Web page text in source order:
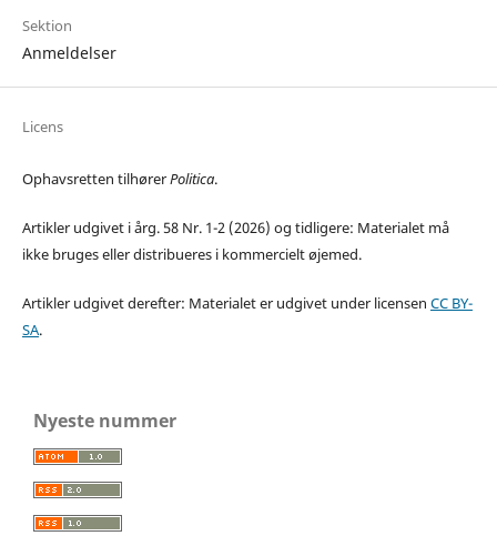
Sektion
Anmeldelser
Licens
Ophavsretten tilhørerPolitica.
Artikler udgivet i årg. 58 Nr. 1-2 (2026) og tidligere: Materialet må
ikke bruges eller distribueres i kommercielt øjemed.
Artikler udgivet derefter: Materialet er udgivet under licensen CC BY-
SA.
Nyeste nummer